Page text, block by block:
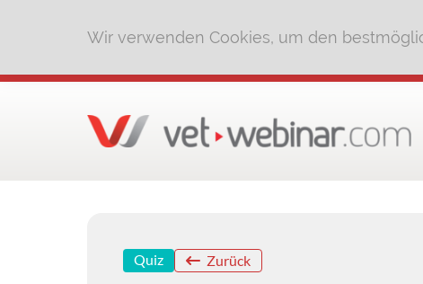
Wir verwenden Cookies, um den
Quiz Zurück